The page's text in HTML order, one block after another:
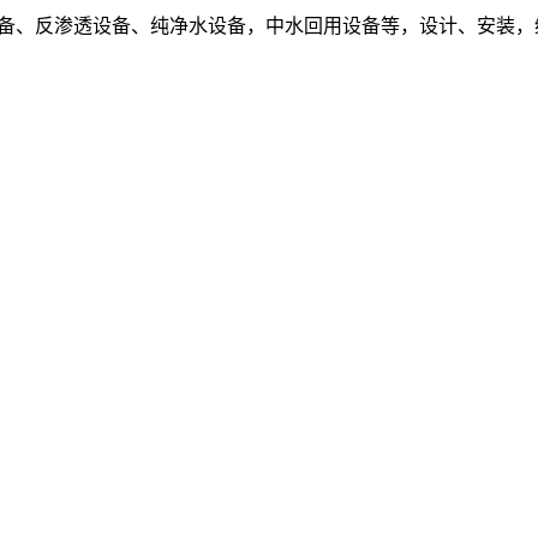
反渗透设备、纯净水设备，中水回用设备等，设计、安装，